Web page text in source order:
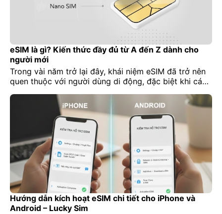
eSIM là gì? Kiến thức đầy đủ từ A đến Z dành cho
người mới
Trong vài năm trở lại đây, khái niệm eSIM đã trở nên
quen thuộc với người dùng di động, đặc biệt khi các
vật lý tại nhiều thị trường. Tuy nhiên, không phải ai
cũng thực sự hiểu eSIM là gì, cách hoạt động ra sao,
và vì sao eSIM được xem là tương lai của ngành viễn
Hướng dẫn kích hoạt eSIM chi tiết cho iPhone và
Android – Lucky Sim